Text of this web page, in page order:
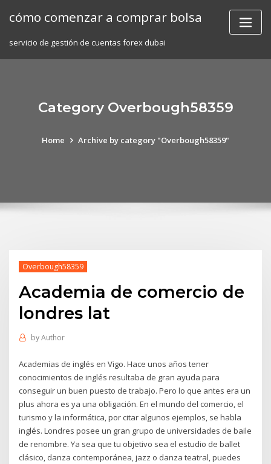
cómo comenzar a comprar bolsa
servicio de gestión de cuentas forex dubai
Category Overbough58359
Home Archive by category "Overbough58359"
Overbough58359
Academia de comercio de
londres lat
byAuthor
Academias de inglés en Vigo. Hace unos años tener
conocimientos de inglés resultaba de gran ayuda para
conseguir un buen puesto de trabajo. Pero lo que antes era un
plus ahora es ya una obligación. En el mundo del comercio, el
turismo y la informática, por citar algunos ejemplos, se habla
inglés. Londres posee un gran grupo de universidades de baile
de renombre. Ya sea que tu objetivo sea el estudio de ballet
clásico, danza contemporánea, jazz o danza teatral, puedes